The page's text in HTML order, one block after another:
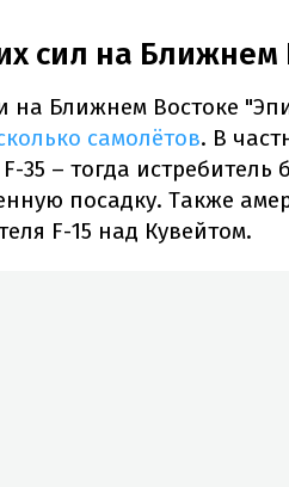
сил на Ближнем
Ближнем Востоке
самолётов. В
35 – тогда истребитель
посадку. Также
F-15 над Кувейтом.